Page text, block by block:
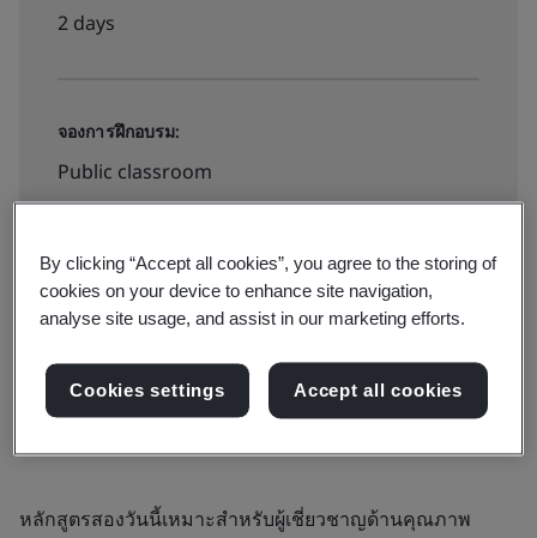
2 days
จองการฝึกอบรม:
Public classroom
฿10000
หลักสูตรสองวันนี้เหมาะสำหรับผู้เชี่ยวชาญด้านคุณภาพ
By clicking “Accept all cookies”, you agree to the storing of
cookies on your device to enhance site navigation,
analyse site usage, and assist in our marketing efforts.
Cookies settings Accept all cookies